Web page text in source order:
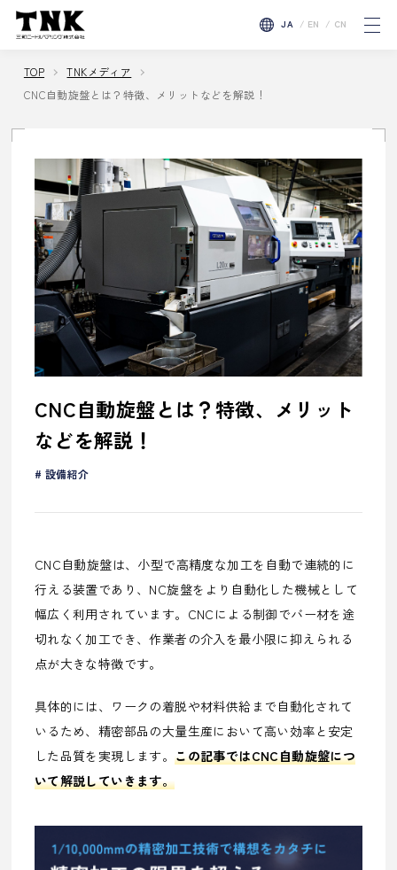
t
三和ニードル・ベアリング株式会社 CN
EN
JA
TOP
TNKメディア
CNC自動旋盤とは？特徴、メリットなどを解説！
CNC自動旋盤とは？特徴、メリット
などを解説！
設備紹介
CNC自動旋盤は、小型で高精度な加工を自動で連続的に
行える装置であり、NC旋盤をより自動化した機械として
幅広く利用されています。CNCによる制御でバー材を途
切れなく加工でき、作業者の介入を最小限に抑えられる
点が大きな特徴です。
具体的には、ワークの着脱や材料供給まで自動化されて
いるため、精密部品の大量生産において高い効率と安定
した品質を実現します。この記事ではCNC自動旋盤につ
いて解説していきます。